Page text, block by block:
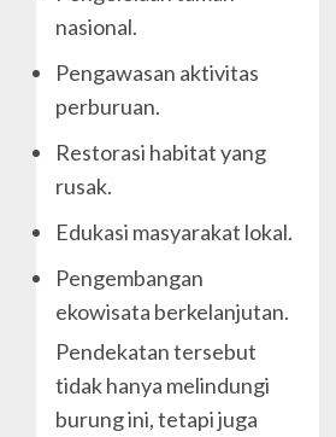
nasional.
Pengawasan aktivitas
perburuan.
Restorasi habitat yang
rusak.
Edukasi masyarakat lokal.
Pengembangan
ekowisata berkelanjutan.
Pendekatan tersebut
tidak hanya melindungi
burung ini, tetapi juga